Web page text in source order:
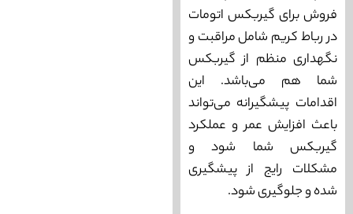
فروش برای گیربکس اتومات
در رباط کریم شامل مراقبت و
نگهداری منظم از گیربکس
شما هم می‌‌باشد. این
اقدامات پیشگیرانه می‌‌تواند
باعث افزایش عمر و عملکرد
گیربکس شما شود و
مشکلات رایج از پیشگیری
شده و جلوگیری شود.